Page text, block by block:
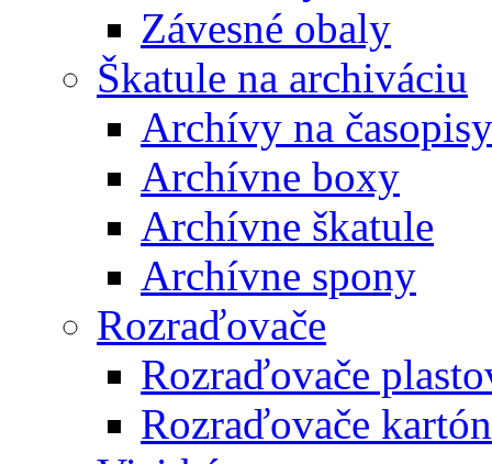
Závesné obaly
Škatule na archiváciu
Archívy na časopisy
Archívne boxy
Archívne škatule
Archívne spony
Rozraďovače
Rozraďovače
Rozraďovače